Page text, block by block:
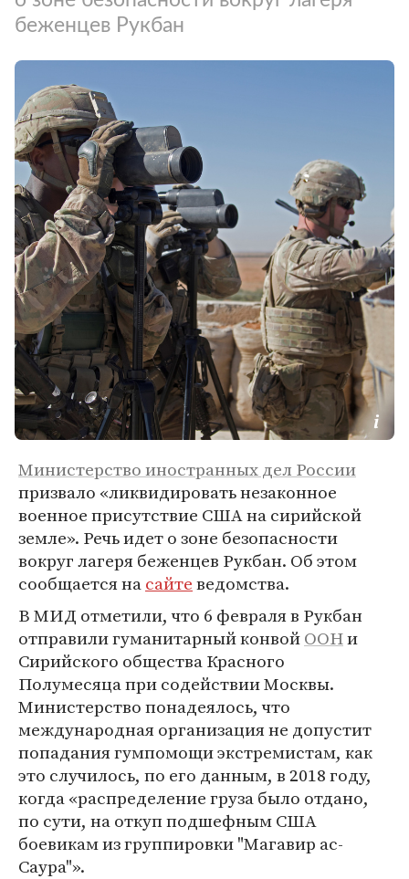
беженцев Рукбан
Министерство иностранных дел России
призвало «ликвидировать незаконное
военное присутствие США на сирийской
земле». Речь идет о зоне безопасности
вокруг лагеря беженцев Рукбан. Об этом
сообщается насайтеведомства.
В МИД отметили, что 6 февраля в Рукбан
отправили гуманитарный конвойООНи
Сирийского общества Красного
Полумесяца при содействии Москвы.
Министерство понадеялось, что
международная организация не допустит
попадания гумпомощи экстремистам, как
это случилось, по его данным, в 2018 году,
когда «распределение груза было отдано,
по сути, на откуп подшефным США
боевикам из группировки "Магавир ас-
Саура"».